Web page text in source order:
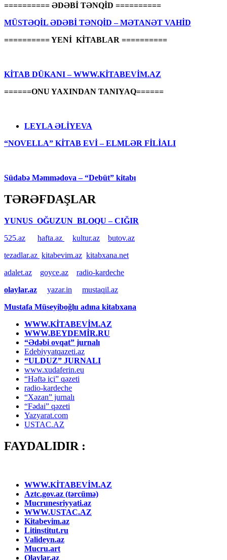
========== ƏDƏBİ TƏNQİD ==========
MÜSTƏQİL ƏDƏBİ TƏNQİD – MƏTANƏT VAHİD
========== YENİ KİTABLAR ==========
KİTAB DÜKANI – WWW.KİTABEVİM.AZ
======ONU YAXINDAN TANIYAQ======
LEYLA ƏLİYEVA
“NOVELLA” KİTAB EVİ – ELMLƏR FİLİALI
Südabə Məmmədova – “Debüt” kitabı
TƏRƏFDAŞLAR
YUNUS OĞUZUN BLOQU – CIĞIR
525.az
hafta.az kultur.az
butov.az
tezadlar.az kitabevim.az kitabxana.net
adalet.az
goyce.az
radio-kardeche
olaylar.az
yazar.in
mustaqil.az
Mustafa Müseyiboğlu adına kitabxana
WWW.KİTABEVİM.AZ
WWW.BEYDEMİR.RU
“Ədəbi ovqat” jurnalı
Edebiyyatqazeti.az
“ULDUZ” JURNALI
www.xudaferin.eu
“Həftə içi” qəzeti
radio-kardeche
“Xəzan” jurnalı
“Fədai” qəzeti
Yazyarat.com
USTAC.AZ
FAYDALIDIR :
WWW.KİTABEVİM.AZ
Aztc.gov.az (tərcümə)
Mucrunesriyyati.az
WWW.USTAC.AZ
Kitabevim.az
Litinstitut.ru
Valideyn.az
Mucru.art
Olaylar.az